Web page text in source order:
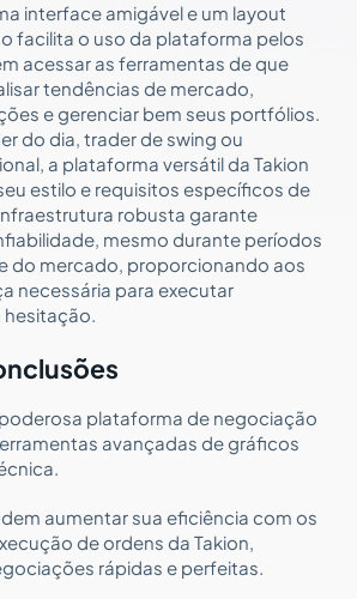
interface amigável e um layout
facilita o uso da plataforma pelos
acessar as ferramentas de que
tendências de mercado,
e gerenciar bem seus portfólios.
do dia, trader de swing ou
a plataforma versátil da Takion
estilo e requisitos específicos de
robusta garante
mesmo durante períodos
do mercado, proporcionando aos
necessária para executar
plataforma de negociação
avançadas de gráficos
aumentar sua eficiência com os
de ordens da Takion,
rápidas e perfeitas.